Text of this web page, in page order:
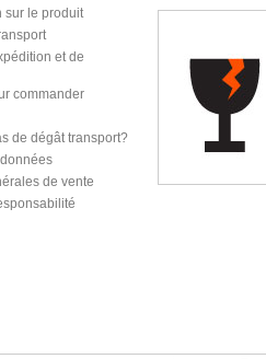
sur le produit
et de
commander
de dégât transport?
de vente